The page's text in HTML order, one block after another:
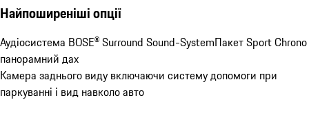
Найпоширеніші опції
Аудіосистема BOSE® Surround Sound-SystemПакет Sport Chrono
панорамний дах
Камера заднього виду включаючи систему допомоги при
паркуванні і вид навколо авто